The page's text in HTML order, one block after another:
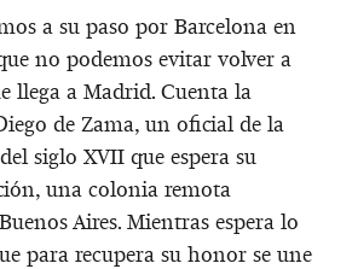
a su paso por Barcelona en
no podemos evitar volver a
llega a Madrid. Cuenta la
de Zama, un oficial de la
siglo XVII que espera su
una colonia remota
Aires. Mientras espera lo
para recupera su honor se une